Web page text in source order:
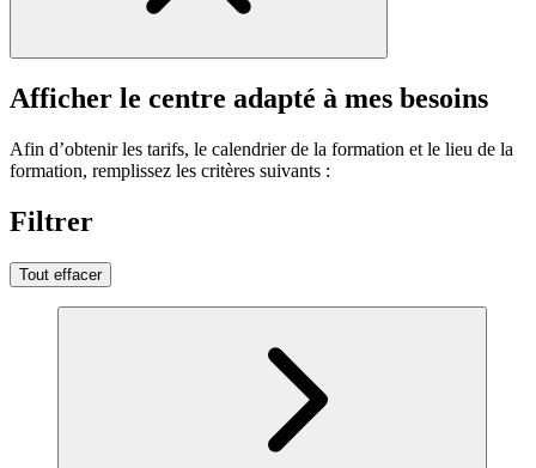
Afficher le centre adapté à mes besoins
Afin d’obtenir les tarifs, le calendrier de la formation et le lieu de la
formation, remplissez les critères suivants :
Filtrer
Tout effacer